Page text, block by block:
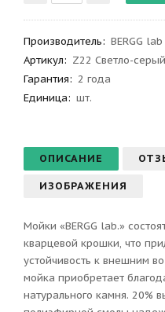
Производитель: BERGG lab
Артикул: Z22 Светло-
Гарантия: 2 года
Единица: шт.
ОПИСАНИЕ
ИЗОБРАЖЕНИЯ
Мойки «BERGG lab.»
кварцевой крошки, что
устойчивость к внешним
мойка приобретает
натурального камня. 20%